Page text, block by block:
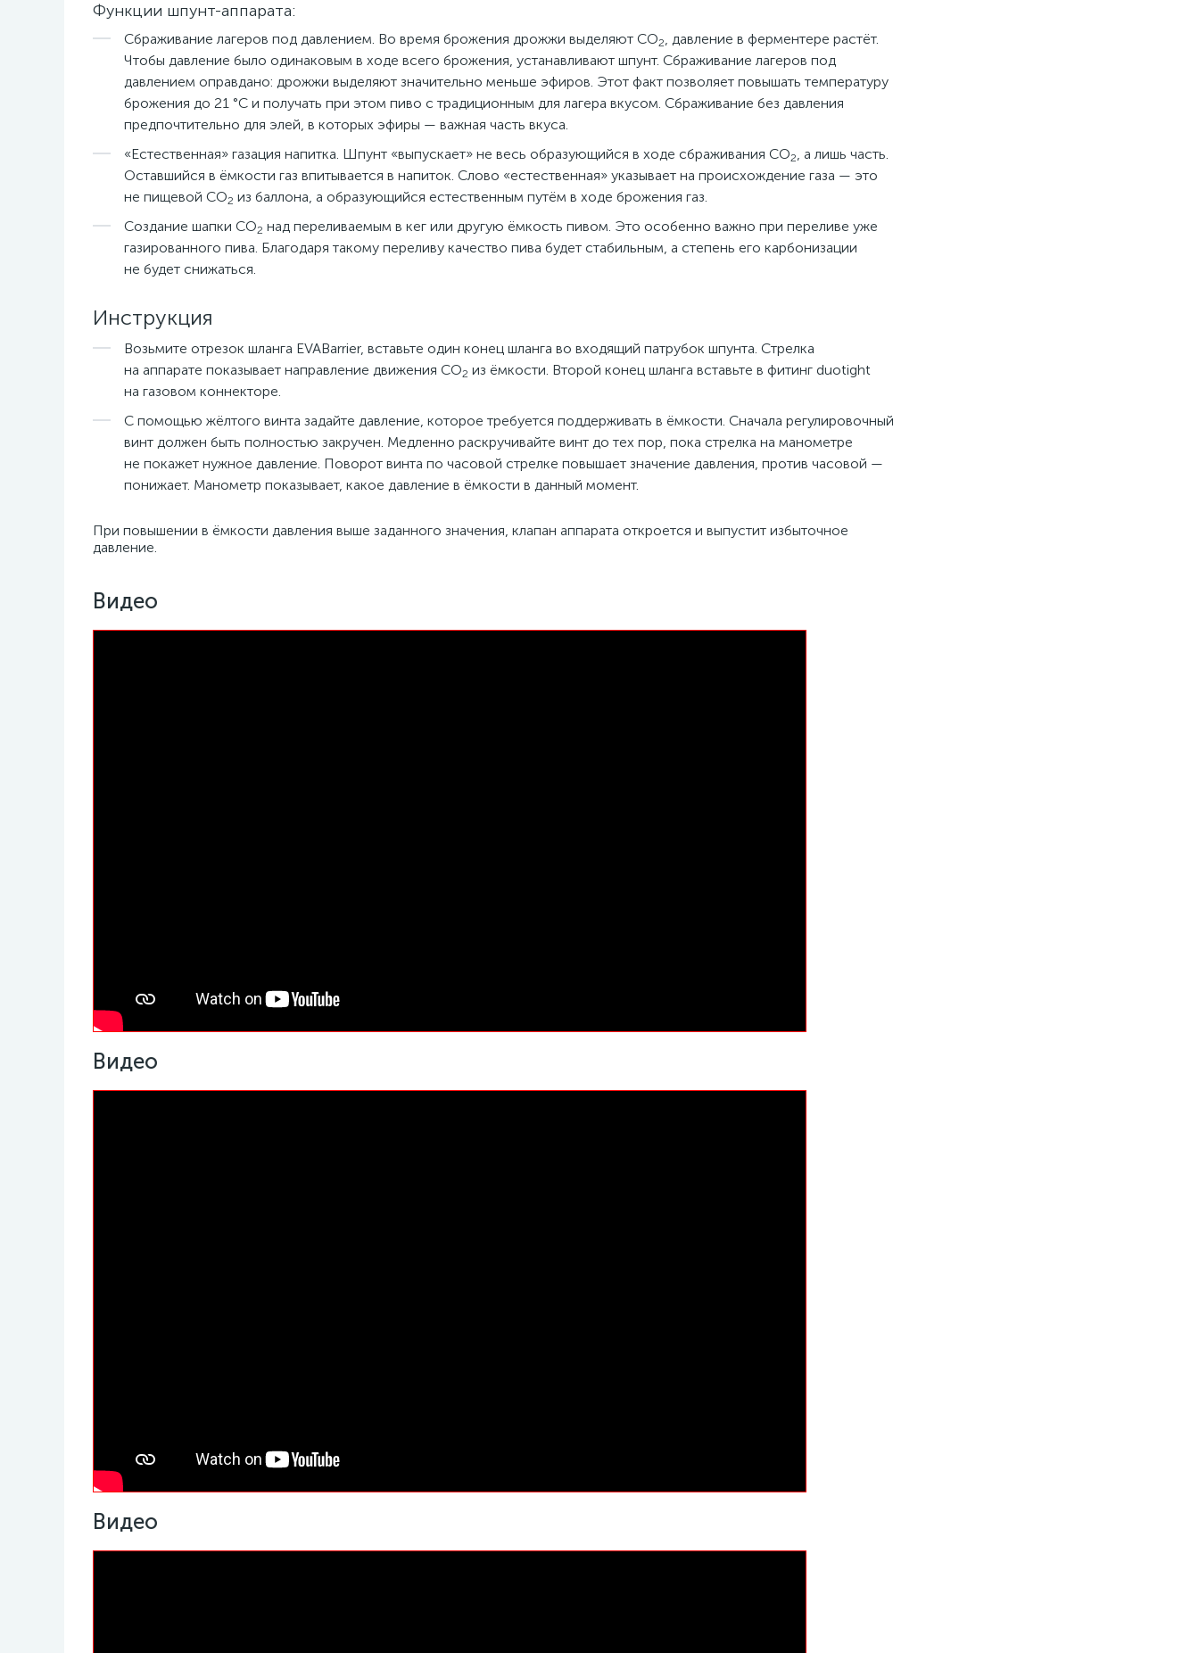
Функции шпунт-аппарата:
Сбраживание лагеров под давлением. Во время брожения дрожжи выделяют CO2, давление в ферментере растёт.
Чтобы давление было одинаковым в ходе всего брожения, устанавливают шпунт. Сбраживание лагеров под
давлением оправдано: дрожжи выделяют значительно меньше эфиров. Этот факт позволяет повышать температуру
брожения до 21 °С и получать при этом пиво с традиционным для лагера вкусом. Сбраживание без давления
предпочтительно для элей, в которых эфиры — важная часть вкуса.
«Естественная» газация напитка. Шпунт «выпускает» не весь образующийся в ходе сбраживания CO2, а лишь часть.
Оставшийся в ёмкости газ впитывается в напиток. Слово «естественная» указывает на происхождение газа — это
не пищевой СО2 из баллона, а образующийся естественным путём в ходе брожения газ.
Создание шапки СО2 над переливаемым в кег или другую ёмкость пивом. Это особенно важно при переливе уже
газированного пива. Благодаря такому переливу качество пива будет стабильным, а степень его карбонизации
не будет снижаться.
Инструкция
Возьмите отрезок шланга EVABarrier, вставьте один конец шланга во входящий патрубок шпунта. Стрелка
на аппарате показывает направление движения СО2 из ёмкости. Второй конец шланга вставьте в фитинг duotight
на газовом коннекторе.
С помощью жёлтого винта задайте давление, которое требуется поддерживать в ёмкости. Сначала регулировочный
винт должен быть полностью закручен. Медленно раскручивайте винт до тех пор, пока стрелка на манометре
не покажет нужное давление. Поворот винта по часовой стрелке повышает значение давления, против часовой —
понижает. Манометр показывает, какое давление в ёмкости в данный момент.
При повышении в ёмкости давления выше заданного значения, клапан аппарата откроется и выпустит избыточное
давление.
Видео
Видео
Видео